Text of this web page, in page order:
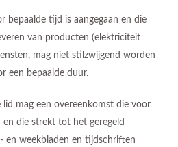
bepaalde tijd is aangegaan en die
van producten (elektriciteit
mag niet stilzwijgend worden
een bepaalde duur.
lid mag een overeenkomst die voor
en die strekt tot het geregeld
en weekbladen en tijdschriften